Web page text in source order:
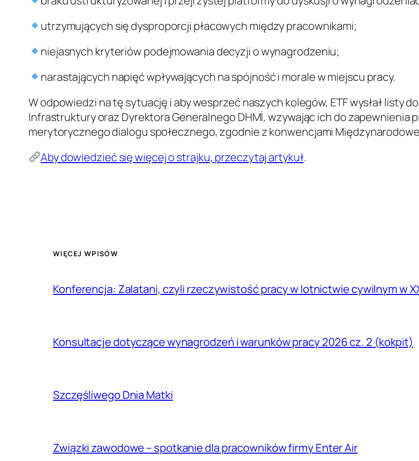
utrzymujących się dysproporcji płacowych między pracownikami;
niejasnych kryteriów podejmowania decyzji o wynagrodzeniu;
narastających napięć wpływających na spójność i morale w miejscu pracy.
W odpowiedzi na tę sytuację i aby wesprzeć naszych kolegów, ETF wysłał listy
Infrastruktury oraz Dyrektora Generalnego DHMİ, wzywając ich do zapewnienia
merytorycznego dialogu społecznego, zgodnie z konwencjami
Aby dowiedzieć się więcej o strajku, przeczytaj artykuł.
WIĘCEJ WPISÓW
Konferencja: Zalatani, czyli rzeczywistość pracy w lotnictwie cywilnym w
Konsultacje dotyczące wynagrodzeń i warunków pracy 2026 cz. 2 (kokpit)
Szczęśliwego Dnia Matki
Związki zawodowe – spotkanie dla pracowników firmy Enter Air